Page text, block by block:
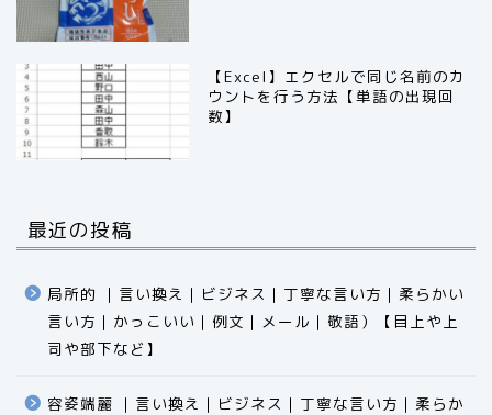
【Excel】エクセルで同じ名前のカ
ウントを行う方法【単語の出現回
数】
最近の投稿
局所的 ｜言い換え｜ビジネス｜丁寧な言い方｜柔らかい
言い方｜かっこいい｜例文｜メール｜敬語）【目上や上
司や部下など】​​​​​​​​​​​​​​​​
容姿端麗 ｜言い換え｜ビジネス｜丁寧な言い方｜柔らか